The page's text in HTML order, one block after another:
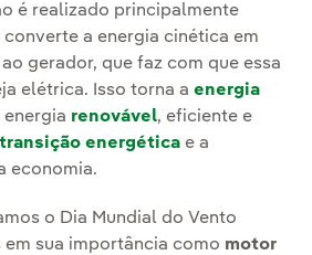
é realizado principalmente
a energia cinética em
gerador, que faz com que essa
elétrica. Isso torna a energia
energia renovável, eficiente e
transição energética e a
economia.
o Dia Mundial do Vento
sua importância como motor